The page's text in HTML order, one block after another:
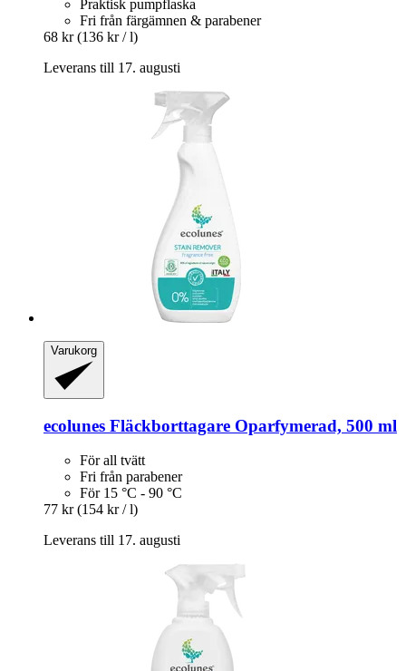
Praktisk pumpflaska
Fri från färgämnen & parabener
68 kr (136 kr / l)
Leverans till 17. augusti
Varukorg
ecolunes Fläckborttagare Oparfymerad, 500 ml
För all tvätt
Fri från parabener
För 15 °C - 90 °C
77 kr (154 kr / l)
Leverans till 17. augusti